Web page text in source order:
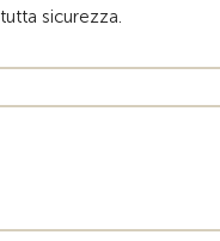
sicurezza.